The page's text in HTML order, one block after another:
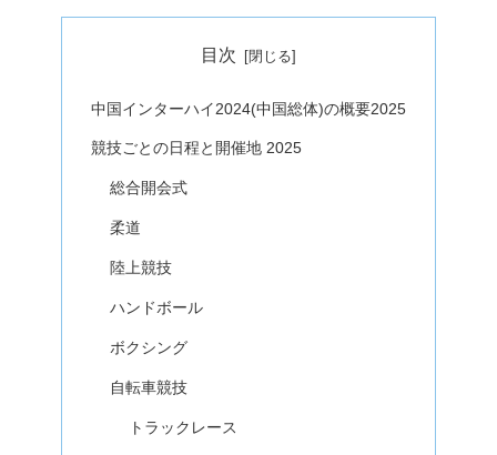
目次
中国インターハイ2024(中国総体)の概要2025
競技ごとの日程と開催地 2025
総合開会式
柔道
陸上競技
ハンドボール
ボクシング
自転車競技
トラックレース